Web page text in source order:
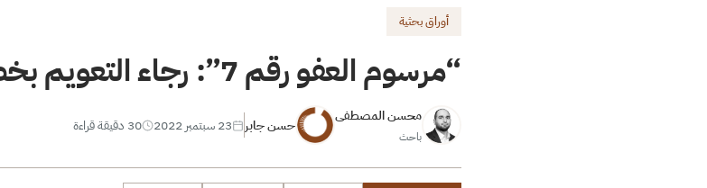
أوراق بحثية
“مرسوم العفو رقم 7”: رجاء التعويم بخطوات شكلية
محسن المصطفى
باحث
حسن جابر 23 سبتمبر 2022 30 دقيقة قراءة